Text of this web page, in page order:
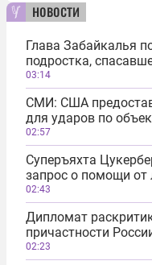
новости
Глава Забайкалья
подростка,
03:14
СМИ: США
для ударов по
02:57
Суперъяхта
запрос о помощи от
02:43
Дипломат
причастности
02:23